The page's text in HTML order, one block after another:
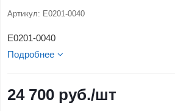
Артикул: Е0201-0040
Е0201-0040
Подробнее
24 700 руб./шт